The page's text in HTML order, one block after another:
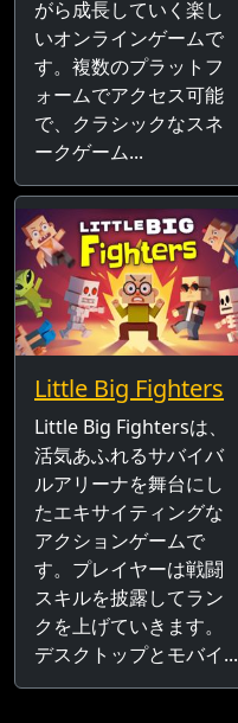
がら成長していく楽し
いオンラインゲームで
す。複数のプラットフ
ォームでアクセス可能
で、クラシックなスネ
ークゲーム...
Little Big Fighters
Little Big Fightersは、
活気あふれるサバイバ
ルアリーナを舞台にし
たエキサイティングな
アクションゲームで
す。プレイヤーは戦闘
スキルを披露してラン
クを上げていきます。
デスクトップとモバイ...